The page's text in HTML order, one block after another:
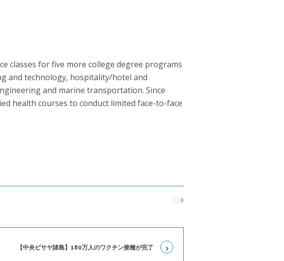
classes for five more college degree programs
and technology, hospitality/hotel and
and marine transportation. Since
health courses to conduct limited face-to-face
0
【中央ビサヤ諸島】180万人のワクチン接種が完了